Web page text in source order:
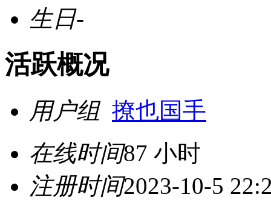
生日-
活跃概况
用户组 撩也国手
在线时间87 小时
注册时间2023-10-5